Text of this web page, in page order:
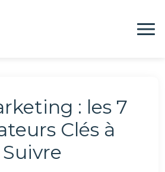
: les 7
Clés à
Suivre